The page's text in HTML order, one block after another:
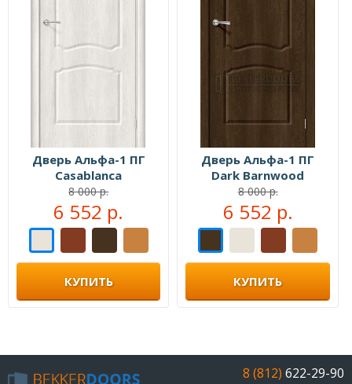
Дверь Альфа-1 ПГ
Casablanca
8 000 р.
6 552 р.
КУПИТЬ
Дверь Альфа-1 ПГ
Dark Barnwood
8 000 р.
6 552 р.
КУПИТЬ
8 (812) 622-29-90